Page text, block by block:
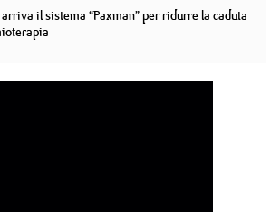
il sistema “Paxman” per ridurre la caduta